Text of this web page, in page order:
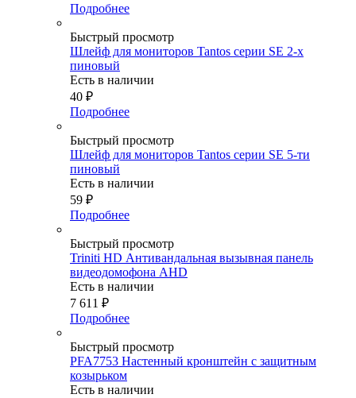
Подробнее
Быстрый просмотр
Шлейф для мониторов Tantos серии SE 2-х
пиновый
Есть в наличии
40 ₽
Подробнее
Быстрый просмотр
Шлейф для мониторов Tantos серии SE 5-ти
пиновый
Есть в наличии
59 ₽
Подробнее
Быстрый просмотр
Triniti HD Антивандальная вызывная панель
видеодомофона AHD
Есть в наличии
7 611 ₽
Подробнее
Быстрый просмотр
PFA7753 Настенный кронштейн с защитным
козырьком
Есть в наличии